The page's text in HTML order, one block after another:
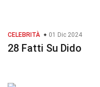
CELEBRITÀ 01 Dic 2024
28 Fatti Su Dido